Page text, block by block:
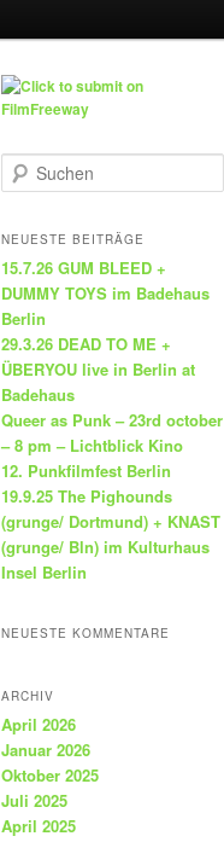
u
h
n
NEUESTE BEITRÄGE
15.7.26 GUM BLEED +
DUMMY TOYS im Badehaus
Berlin
29.3.26 DEAD TO ME +
ÜBERYOU live in Berlin at
Badehaus
Queer as Punk – 23rd october
– 8 pm – Lichtblick Kino
12. Punkfilmfest Berlin
19.9.25 The Pighounds
(grunge/ Dortmund) + KNAST
(grunge/ Bln) im Kulturhaus
Insel Berlin
NEUESTE KOMMENTARE
ARCHIV
April 2026
Januar 2026
Oktober 2025
Juli 2025
April 2025